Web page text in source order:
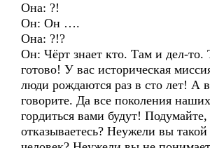
Она: ?!
Он: Он ….
Она: ?!?
Он: Чёрт знает кто. Там и дел-то.
готово! У вас историческая
люди рождаются раз в сто лет! А
говорите. Да все поколения
гордиться вами будут! Подумайте,
отказываетесь? Неужели вы